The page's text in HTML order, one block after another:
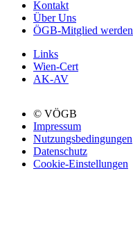
Kontakt
Über Uns
ÖGB-Mitglied werden
Links
Wien-Cert
AK-AV
© VÖGB
Impressum
Nutzungsbedingungen
Datenschutz
Cookie-Einstellungen